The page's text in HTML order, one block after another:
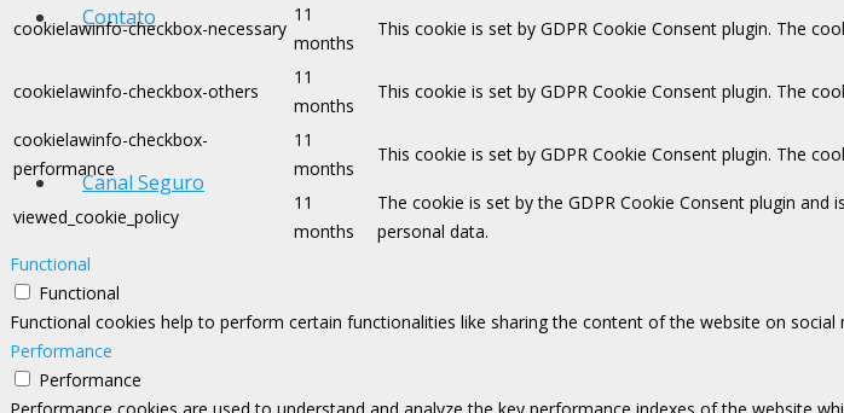
Contato
Canal Seguro
cookielawinfo-checkbox-necessary
11
months
This cookie is set by GDPR Cookie Consent plugin. The
cookielawinfo-checkbox-others
11
months
This cookie is set by GDPR Cookie Consent plugin. The
cookielawinfo-checkbox-
performance
11
months
This cookie is set by GDPR Cookie Consent plugin. The
viewed_cookie_policy
11
months
The cookie is set by the GDPR Cookie Consent plugin
personal data.
Functional
Functional
Functional cookies help to perform certain functionalities like sharing the content of the website on
Performance
Performance
Performance cookies are used to understand and analyze the key performance indexes of the website